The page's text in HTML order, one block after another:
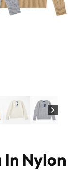
Nylon